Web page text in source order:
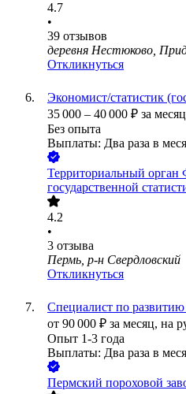
4.7
•
39 отзывов
деревня Нестюково,
Откликнуться
Экономист/статистик
35 000 – 40 000 ₽ за
Без опыта
Выплаты: Два раза в
Территориальный орган
государственной
4.2
•
3 отзыва
Пермь, р-н Свердловский
Откликнуться
Специалист по
от 90 000 ₽ за месяц, на
Опыт 1-3 года
Выплаты: Два раза в
Пермский пороховой